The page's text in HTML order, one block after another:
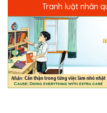
Tranh luật nhân